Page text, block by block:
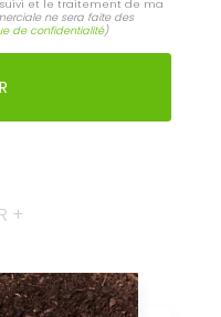
et le traitement de ma
ne sera faite des
de confidentialité)
+